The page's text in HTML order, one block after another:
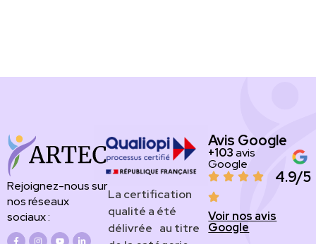
Rejoignez-nous sur
nos réseaux
sociaux :
​​​La certification
qualité a été
délivrée au titre
Avis Google
+103avis
Google
4.9/5
Voir nos avis
Google